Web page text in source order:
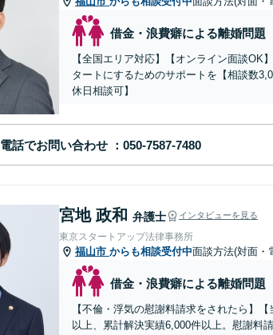
借金・浪費癖による離婚問題
【全国エリア対応】【オンライン面談
タートにするためのサポートを【相談数
休日相談可】
電話でお問い合わせ
宮地 政和 弁護士 インタビューを見る
東京スタートアップ法律事務所
福山市 からも相談受付中面談方法(対面・
借金・浪費癖による離婚問題
【不倫・浮気の慰謝料請求をされたら】
以上、累計解決実績6,000件以上。慰謝料